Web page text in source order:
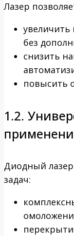
Лазер
увеличить
без
снизить
повысить
1.2.
Диодный
задач: